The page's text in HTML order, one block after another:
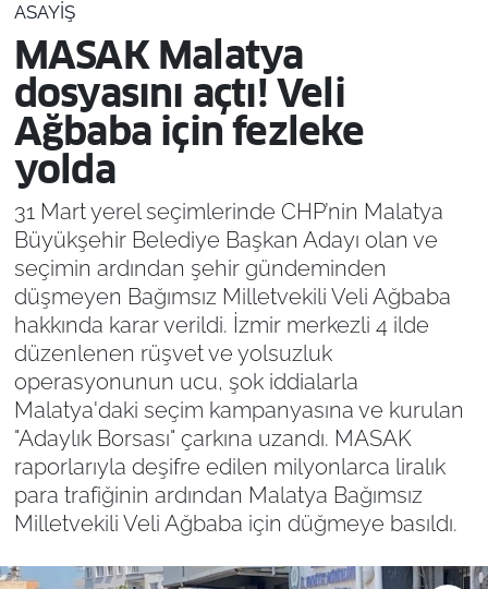
ASAYIŞ
MASAK Malatya
dosyasını açtı! Veli
Ağbaba için fezleke
yolda
31 Mart yerel seçimlerinde CHP’nin Malatya
Büyükşehir Belediye Başkan Adayı olan ve
seçimin ardından şehir gündeminden
düşmeyen Bağımsız Milletvekili Veli Ağbaba
hakkında karar verildi. İzmir merkezli 4 ilde
düzenlenen rüşvet ve yolsuzluk
operasyonunun ucu, şok iddialarla
Malatya'daki seçim kampanyasına ve kurulan
"Adaylık Borsası" çarkına uzandı. MASAK
raporlarıyla deşifre edilen milyonlarca liralık
para trafiğinin ardından Malatya Bağımsız
Milletvekili Veli Ağbaba için düğmeye basıldı.
Resmi İlanlar
Son Dakika Haberleri
Haber Arşivi